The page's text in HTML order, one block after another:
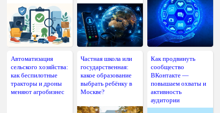
Автоматизация
сельского хозяйства:
как беспилотные
тракторы и дроны
меняют агробизнес
Частная школа или
государственная:
какое образование
выбрать ребёнку в
Москве?
Как продвинуть
сообщество
ВКонтакте —
повышаем охваты и
активность
аудитории